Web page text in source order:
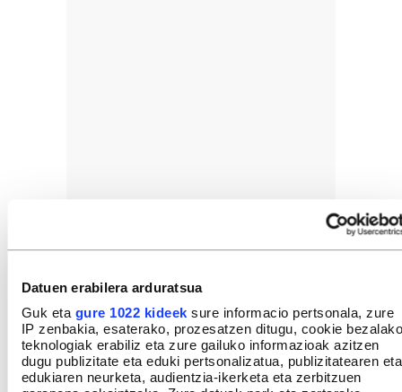
Datuen erabilera arduratsua
Guk eta gure 1022 kideek sure informacio pertsonala, zure
IP zenbakia, esaterako, prozesatzen ditugu, cookie bezalako
teknologiak erabiliz eta zure gailuko informazioak azitzen
dugu publizitate eta eduki pertsonalizatua, publizitatearen eta
edukiaren neurketa, audientzia-ikerketa eta zerbitzuen